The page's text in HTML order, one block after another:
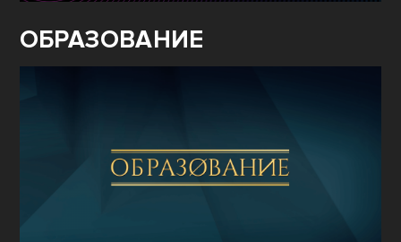
ОБРАЗОВАНИЕ